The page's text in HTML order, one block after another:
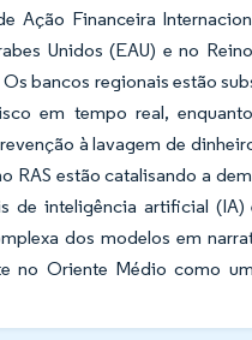
Ação Financeira
Unidos (EAU) e no
bancos regionais estão
em tempo real,
à lavagem de
RAS estão catalisando a
inteligência artificial (IA)
dos modelos em
no Oriente Médio como